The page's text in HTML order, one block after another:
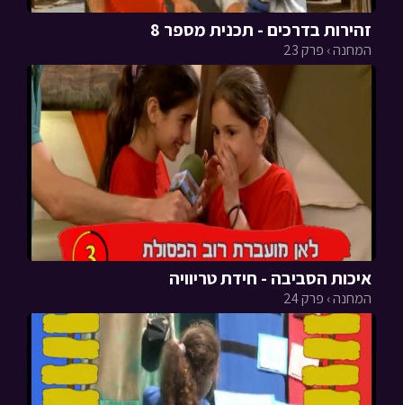
זהירות בדרכים - תכנית מספר 8
המחנה › פרק 23
איכות הסביבה - חידת טריוויה
המחנה › פרק 24